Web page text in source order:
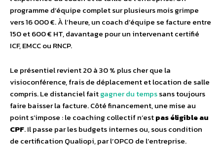
programme d’équipe complet sur plusieurs mois grimpe
vers 16 000 €. À l’heure, un coach d’équipe se facture entre
150 et 600 € HT, davantage pour un intervenant certifié
ICF, EMCC ou RNCP.
Le présentiel revient 20 à 30 % plus cher que la
visioconférence, frais de déplacement et location de salle
compris. Le distanciel faitgagner du tempssans toujours
faire baisser la facture. Côté financement, une mise au
point s’impose : le coaching collectif n’estpas éligible au
CPF. Il passe par les budgets internes ou, sous condition
de certification Qualiopi, par l’OPCO de l’entreprise.